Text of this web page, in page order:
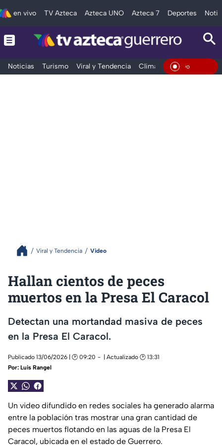
en vivo TV Azteca Azteca UNO Azteca 7 Deportes
Noticias Turismo Viral y Tendencia Clima Deportes En
Viral y Tendencia Video
Hallan cientos de peces
muertos en la Presa El Caracol
Detectan una mortandad masiva de peces
en la Presa El Caracol.
Publicado 13/06/2026 | 🕑 09:20
| Actualizado 🕑 13:31
Por: Luis Rangel
Un video difundido en redes sociales ha generado alarma
entre la población tras mostrar una gran cantidad de
peces muertos flotando en las aguas de la Presa El
Caracol, ubicada en el estado de Guerrero.